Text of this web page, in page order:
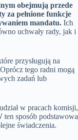
obejmują przede
za pełnione funkcje
mandatu. Ich
uchwały rady, jak i
przysługują na
tego radni mogą
zadań lub
w pracach komisji,
ten sposób podstawowa
świadczenia.